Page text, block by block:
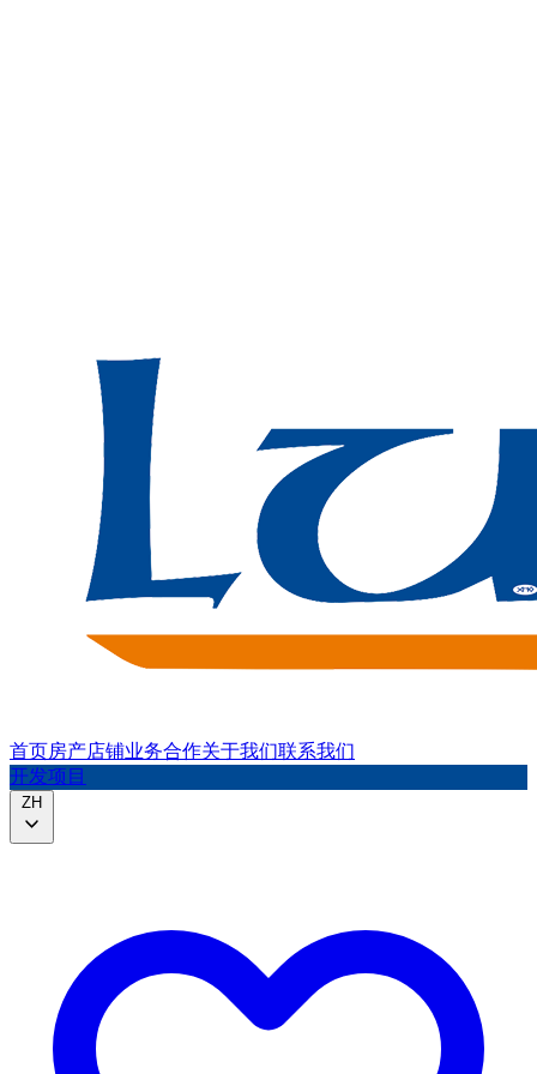
首页房产店铺业务合作关于我们联系我们
开发项目